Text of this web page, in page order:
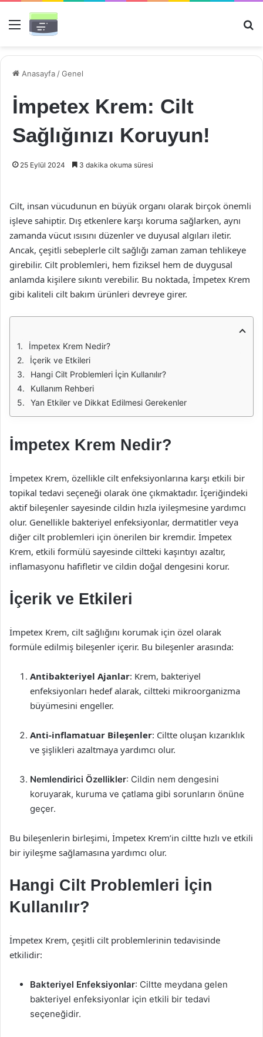
Menü
Anasayfa /Genel
İmpetex Krem: Cilt
Sağlığınızı Koruyun!
25 Eylül 2024 3 dakika okuma süresi
Cilt, insan vücudunun en büyük organı olarak birçok önemli
işleve sahiptir. Dış etkenlere karşı koruma sağlarken, aynı
zamanda vücut ısısını düzenler ve duyusal algıları iletir.
Ancak, çeşitli sebeplerle cilt sağlığı zaman zaman tehlikeye
girebilir. Cilt problemleri, hem fiziksel hem de duygusal
anlamda kişilere sıkıntı verebilir. Bu noktada, İmpetex Krem
gibi kaliteli cilt bakım ürünleri devreye girer.
İmpetex Krem Nedir?
İçerik ve Etkileri
Hangi Cilt Problemleri İçin Kullanılır?
Kullanım Rehberi
Yan Etkiler ve Dikkat Edilmesi Gerekenler
İmpetex Krem Nedir?
İmpetex Krem, özellikle cilt enfeksiyonlarına karşı etkili bir
topikal tedavi seçeneği olarak öne çıkmaktadır. İçeriğindeki
aktif bileşenler sayesinde cildin hızla iyileşmesine yardımcı
olur. Genellikle bakteriyel enfeksiyonlar, dermatitler veya
diğer cilt problemleri için önerilen bir kremdir. İmpetex
Krem, etkili formülü sayesinde ciltteki kaşıntıyı azaltır,
inflamasyonu hafifletir ve cildin doğal dengesini korur.
İçerik ve Etkileri
İmpetex Krem, cilt sağlığını korumak için özel olarak
formüle edilmiş bileşenler içerir. Bu bileşenler arasında:
Antibakteriyel Ajanlar: Krem, bakteriyel
enfeksiyonları hedef alarak, ciltteki mikroorganizma
büyümesini engeller.
Anti-inflamatuar Bileşenler: Ciltte oluşan kızarıklık
ve şişlikleri azaltmaya yardımcı olur.
Nemlendirici Özellikler: Cildin nem dengesini
koruyarak, kuruma ve çatlama gibi sorunların önüne
geçer.
Bu bileşenlerin birleşimi, İmpetex Krem’in ciltte hızlı ve etkili
bir iyileşme sağlamasına yardımcı olur.
Hangi Cilt Problemleri İçin
Kullanılır?
İmpetex Krem, çeşitli cilt problemlerinin tedavisinde
etkilidir:
Bakteriyel Enfeksiyonlar: Ciltte meydana gelen
bakteriyel enfeksiyonlar için etkili bir tedavi
seçeneğidir.